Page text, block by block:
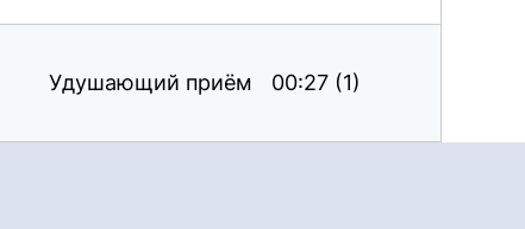
Удушающий приём 00:27 (1)